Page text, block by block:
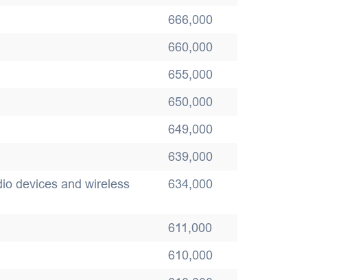
666,000
660,000
655,000
650,000
649,000
639,000
devices and wireless
634,000
611,000
610,000